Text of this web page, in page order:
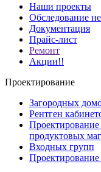
Наши проекты
Обследование
Документация
Прайс-лист
Ремонт
Акции!!
Проектирование
Загородных
Рентген
продуктовых
Входных групп